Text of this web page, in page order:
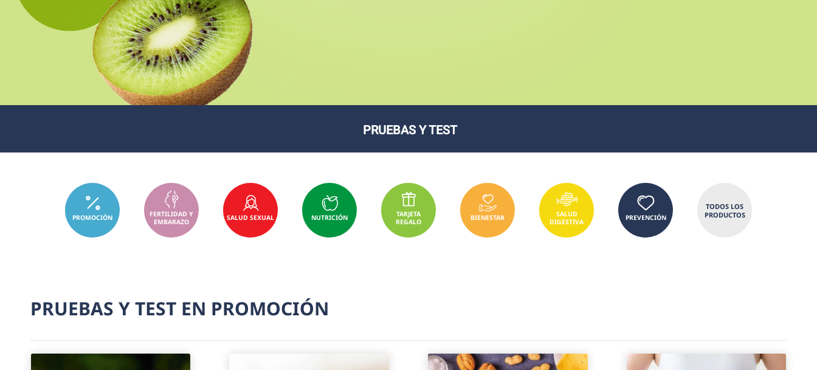
PRUEBAS Y TEST
PROMOCIÓN
FERTILIDAD Y
EMBARAZO
SALUD SEXUAL NUTRICIÓN
TARJETA
REGALO
BIENESTAR
SALUD
DIGESTIVA
PREVENCIÓN
TODOS LOS
PRODUCTOS
PRUEBAS Y TEST EN PROMOCIÓN